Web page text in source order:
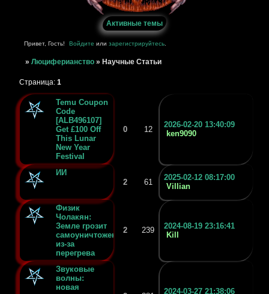
Активные темы
Привет, Гость! Войдите илизарегистрируйтесь
» Люциферианство » Научные Статьи
Страница:1
Temu Coupon
Code
[ALB496107]
Get £100 Off
This Lunar
New Year
Festival
0 12
2026-02-20 13:40:09
ken9090
ИИ
2
61
2025-02-12 08:17:00
Villian
Физик
Чолакян:
Земле грозит
самоуничтожение
из-за
перегрева
2 239
2024-08-19 23:16:41
Kill
Звуковые
волны:
новая
2024-03-27 21:38:06